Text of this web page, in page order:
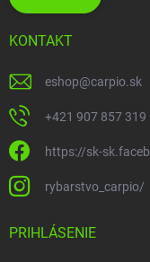
KONTAKT
eshop@carpio.sk
+421 907 857 319
https://sk-
rybarstvo_carpio/
PRIHLÁSENIE